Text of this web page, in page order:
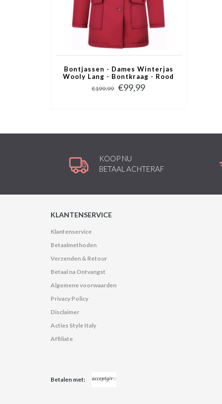
Bontjassen - Dames Winterjas
Wooly Lang - Bontkraag - Rood
€199,99 €99,99
KOOP NU
BETAAL ACHTERAF
KLANTENSERVICE
Klantenservice
Betaalmethoden
Verzenden & Retour
Betaal na Ontvangst
Algemene voorwaarden
Privacy Policy
Disclaimer
Acties Style Italy
Affiliate
Betalen met: